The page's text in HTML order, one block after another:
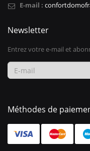
E-mail :
Newsletter
Entrez votre e-mail et
Méthodes de